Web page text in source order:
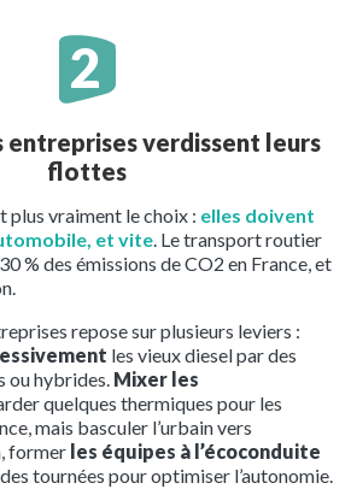
entreprises verdissent leurs
flottes
plus vraiment le choix : elles doivent
et vite. Le transport routier
% des émissions de CO2 en France, et
repose sur plusieurs leviers :
les vieux diesel par des
ou hybrides. Mixer les
quelques thermiques pour les
mais basculer l’urbain vers
former les équipes à l’écoconduite
tournées pour optimiser l’autonomie.